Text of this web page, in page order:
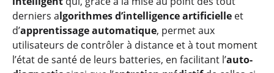
derniers algorithmes d’intelligence artificielle et
d’apprentissage automatique, permet aux
utilisateurs de contrôler à distance et à tout moment
l’état de santé de leurs batteries, en facilitant l’auto-